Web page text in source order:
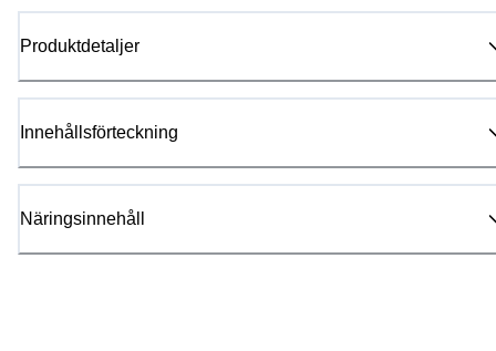
Produktdetaljer
Innehållsförteckning
Näringsinnehåll